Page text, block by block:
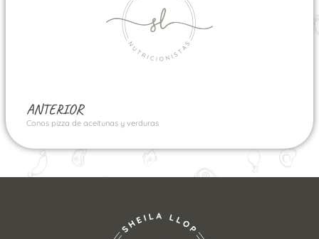
ANTERIOR
Conos pizza de aceitunas y verduras